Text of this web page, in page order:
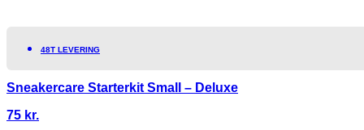
48T LEVERING
Sneakercare Starterkit Small – Deluxe
75 kr.